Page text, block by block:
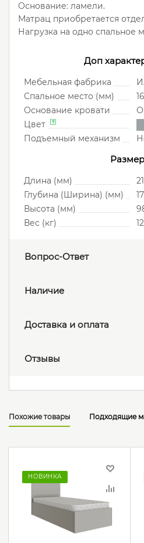
Основание: ламели.
Матрац приобретается
Нагрузка на одно спальное
Доп
Мебельная фабрика
Спальное место (мм)
Основание кровати
Цвет
Подъемный механизм
Длина (мм)
Глубина (Ширина) (мм)
Высота (мм)
Вес (кг)
Вопрос-Ответ
Наличие
Доставка и оплата
Отзывы
Похожие товары Подходящие
НОВИНКА